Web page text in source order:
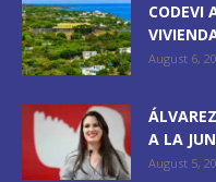
CODEVI
August 6,
A LA
August 5,